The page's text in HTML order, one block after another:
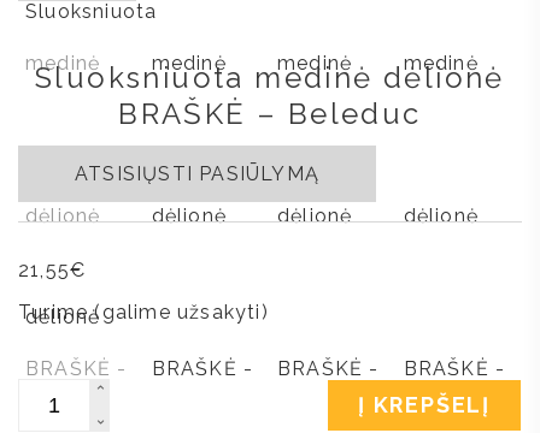
Sluoksniuota medinė dėlionė
BRAŠKĖ – Beleduc
ATSISIŲSTI PASIŪLYMĄ
21,55€
Turime (galime užsakyti)
Į KREPŠELĮ